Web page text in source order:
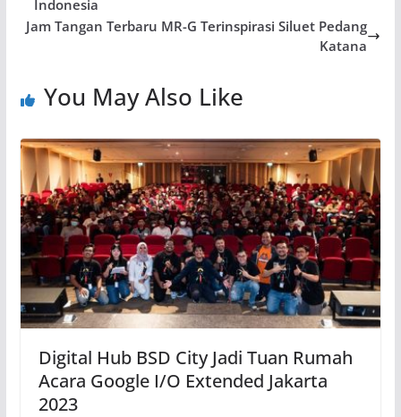
Indonesia
Jam Tangan Terbaru MR-G Terinspirasi Siluet Pedang
Katana
You May Also Like
Digital Hub BSD City Jadi Tuan Rumah
Acara Google I/O Extended Jakarta
2023